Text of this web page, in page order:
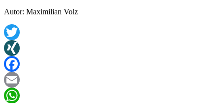
Autor: Maximilian Volz
Twitter
XING
Facebook
Email